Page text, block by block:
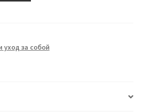
уход за собой